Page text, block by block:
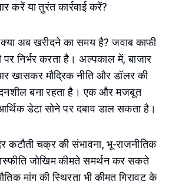
करें या तुरंत कार्रवाई करें?
अब खरीदने का समय है? जवाब काफी
पर निर्भर करता है। अल्पकाल में, बाजार
खासकर मौद्रिक नीति और डॉलर की
बना रहता है। एक और मजबूत
डेटा सोने पर दबाव डाल सकता है।
कटौती चक्र की संभावना, भू-राजनीतिक
जोखिम कीमते समर्थन कर सकते
मांग की स्थिरता भी कीमत गिरावट के